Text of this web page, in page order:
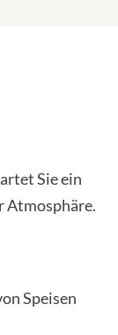
Sie ein
Atmosphäre.
Speisen